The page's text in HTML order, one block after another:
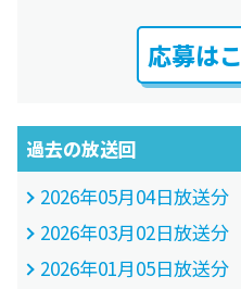
応募は
過去の放送回
2026年05月04日放送分
2026年03月02日放送分
2026年01月05日放送分